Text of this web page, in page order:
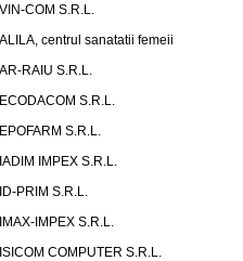
COM S.R.L.
centrul sanatatii femeii
RAIU S.R.L.
S.R.L.
S.R.L.
IMPEX S.R.L.
PRIM S.R.L.
IMPEX S.R.L.
COMPUTER S.R.L.